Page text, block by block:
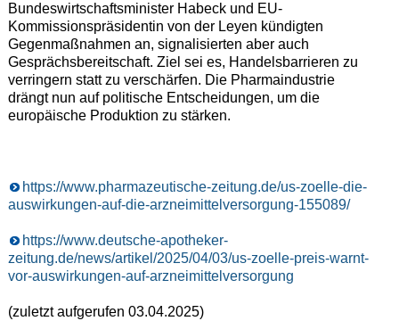
Bundeswirtschaftsminister Habeck und EU-
Kommissionspräsidentin von der Leyen kündigten
Gegenmaßnahmen an, signalisierten aber auch
Gesprächsbereitschaft. Ziel sei es, Handelsbarrieren zu
verringern statt zu verschärfen. Die Pharmaindustrie
drängt nun auf politische Entscheidungen, um die
europäische Produktion zu stärken.
https://www.pharmazeutische-zeitung.de/us-zoelle-die-
auswirkungen-auf-die-arzneimittelversorgung-155089/
https://www.deutsche-apotheker-
zeitung.de/news/artikel/2025/04/03/us-zoelle-preis-warnt-
vor-auswirkungen-auf-arzneimittelversorgung
(zuletzt aufgerufen 03.04.2025)